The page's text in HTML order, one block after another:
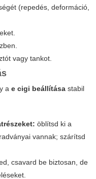
(repedés, deformáció,
vagy tankot.
a e cigi beállítása stabil
öblítsd ki a
vannak; szárítsd
csavard be biztosan, de